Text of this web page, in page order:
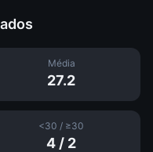
Média
27.2
<30 / ≥30
4 / 2